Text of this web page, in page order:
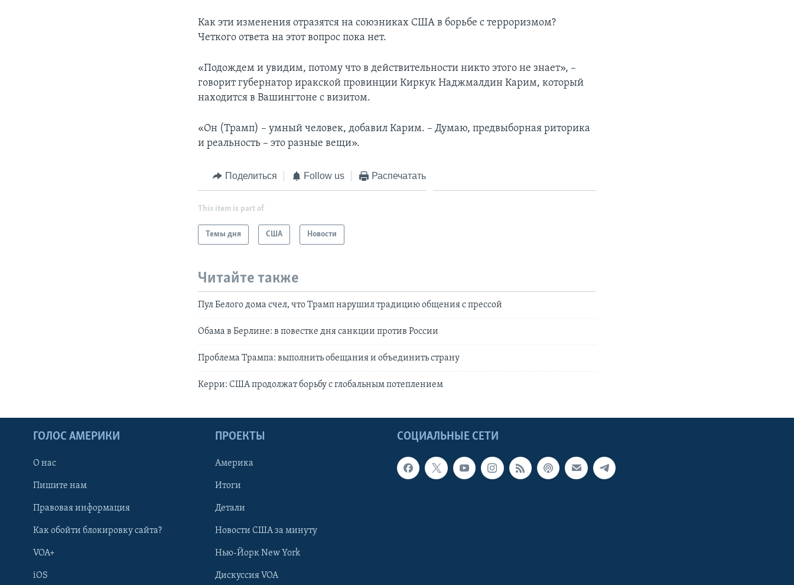
Как эти изменения отразятся на союзниках США в борьбе с терроризмом?
Четкого ответа на этот вопрос пока нет.
«Подождем и увидим, потому что в действительности никто этого не знает», –
говорит губернатор иракской провинции Киркук Наджмалдин Карим, который
находится в Вашингтоне с визитом.
«Он (Трамп) – умный человек, добавил Карим. – Думаю, предвыборная риторика
и реальность – это разные вещи».
Поделиться Follow us Распечатать
This item is part of
Темы дня США Новости
Читайте также
Пул Белого дома счел, что Трамп нарушил традицию общения с прессой
Обама в Берлине: в повестке дня санкции против России
Проблема Трампа: выполнить обещания и объединить страну
Керри: США продолжат борьбу с глобальным потеплением
СОЦИАЛЬНЫЕ СЕТИ
ГОЛОС АМЕРИКИ
О нас
Пишите нам
Правовая информация
Как обойти блокировку сайта?
VOA+
iOS
ПРОЕКТЫ
Америка
Итоги
Детали
Новости США за минуту
Нью-Йорк New York
Дискуссия VOA